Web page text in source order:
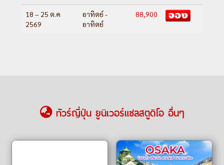
18 – 25 ต.ค
2569
อาทิตย์ -
อาทิตย์
88,900
ทัวร์ญี่ปุ่น ยูนิเวอร์แซลสตูดิโอ อื่นๆ